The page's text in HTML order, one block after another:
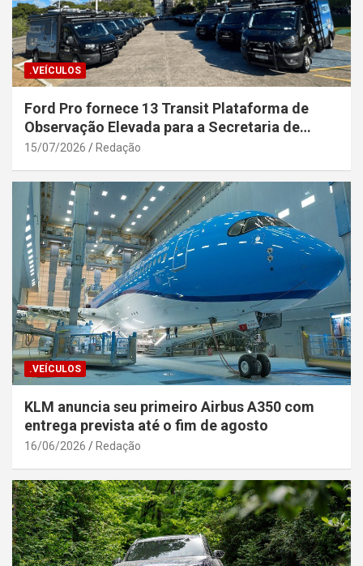
.VEÍCULOS
Ford Pro fornece 13 Transit Plataforma de
Observação Elevada para a Secretaria de
Segurança Pública da Bahia
15/07/2026 Redação
.VEÍCULOS
KLM anuncia seu primeiro Airbus A350 com
entrega prevista até o fim de agosto
16/06/2026 Redação